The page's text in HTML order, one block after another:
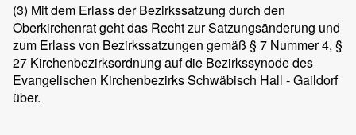
(3) Mit dem Erlass der Bezirkssatzung durch den
Oberkirchenrat geht das Recht zur Satzungsänderung und
zum Erlass von Bezirkssatzungen gemäß § 7 Nummer 4, §
27 Kirchenbezirksordnung auf die Bezirkssynode des
Evangelischen Kirchenbezirks Schwäbisch Hall - Gaildorf
über.